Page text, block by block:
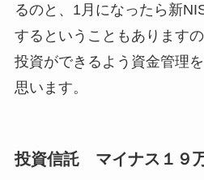
るのと、1月になったら新
するということもあります
投資ができるよう資金管理
思います。
投資信託 マイナス１９